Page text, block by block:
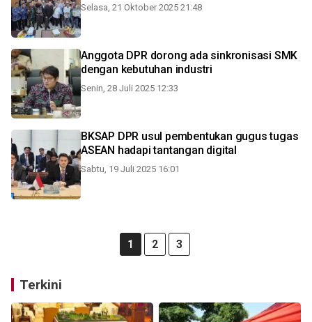
Selasa, 21 Oktober 2025 21:48
Anggota DPR dorong ada sinkronisasi SMK
dengan kebutuhan industri
Senin, 28 Juli 2025 12:33
BKSAP DPR usul pembentukan gugus tugas
ASEAN hadapi tantangan digital
Sabtu, 19 Juli 2025 16:01
1 2 3
Terkini